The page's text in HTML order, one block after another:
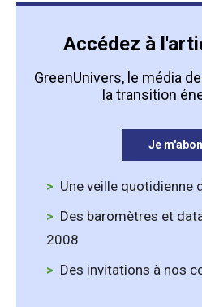
Accédez à
GreenUnivers, le média
la transition
Je
Une veille quotidienne
Des baromètres et
2008
Des invitations à nos